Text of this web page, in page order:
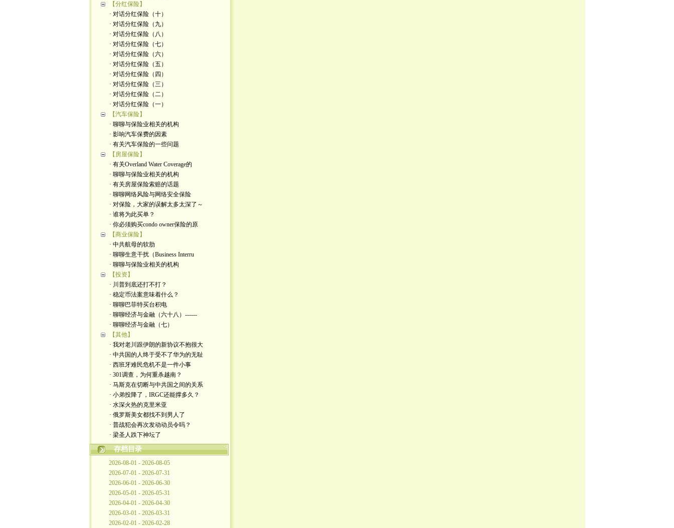
【分红保险】
· 对话分红保险（十）
· 对话分红保险（九）
· 对话分红保险（八）
· 对话分红保险（七）
· 对话分红保险（六）
· 对话分红保险（五）
· 对话分红保险（四）
· 对话分红保险（三）
· 对话分红保险（二）
· 对话分红保险（一）
【汽车保险】
· 聊聊与保险业相关的机构
· 影响汽车保费的因素
· 有关汽车保险的一些问题
【房屋保险】
· 有关Overland Water Coverage的
· 聊聊与保险业相关的机构
· 有关房屋保险索赔的话题
· 聊聊网络风险与网络安全保险
· 对保险，大家的误解太多太深了～
· 谁将为此买单？
· 你必须购买condo owner保险的原
【商业保险】
· 中共航母的软肋
· 聊聊生意干扰（Business Interru
· 聊聊与保险业相关的机构
【投资】
· 川普到底还打不打？
· 稳定币法案意味着什么？
· 聊聊巴菲特买台积电
· 聊聊经济与金融（六十八）------
· 聊聊经济与金融（七）
【其他】
· 我对老川跟伊朗的新协议不抱很大
· 中共国的人终于受不了华为的无耻
· 西班牙难民危机不是一件小事
· 301调查，为何重杀越南？
· 马斯克在切断与中共国之间的关系
· 小弟投降了，IRGC还能撑多久？
· 水深火热的克里米亚
· 俄罗斯美女都找不到男人了
· 普战犯会再次发动动员令吗？
· 梁圣人跌下神坛了
存档目录
2026-08-01 - 2026-08-05
2026-07-01 - 2026-07-31
2026-06-01 - 2026-06-30
2026-05-01 - 2026-05-31
2026-04-01 - 2026-04-30
2026-03-01 - 2026-03-31
2026-02-01 - 2026-02-28